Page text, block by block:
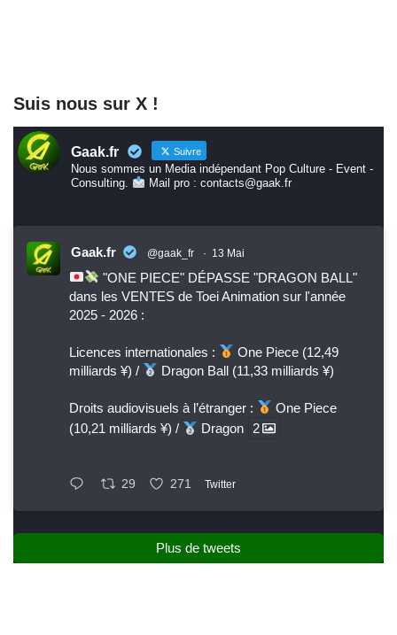
Suis nous sur X !
Gaak.fr Suivre
Nous sommes un Media indépendant Pop Culture - Event -
Consulting.
Mail pro : contacts@gaak.fr
Gaak.fr @gaak_fr · 13 Mai
"ONE PIECE" DÉPASSE "DRAGON BALL"
dans les VENTES de Toei Animation sur l'année
2025 - 2026 :
Licences internationales :
One Piece (12,49
milliards ¥) /
Dragon Ball (11,33 milliards ¥)
Droits audiovisuels à l’étranger :
One Piece
(10,21 milliards ¥) /
Dragon 2
29 271 Twitter
Plus de tweets